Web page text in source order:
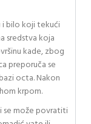
i bilo koji tekući
sredstva koja
kade, zbog
preporuča se
octa. Nakon
krpom.
se može povratiti